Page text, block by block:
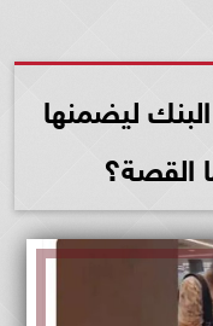
ليضمنها